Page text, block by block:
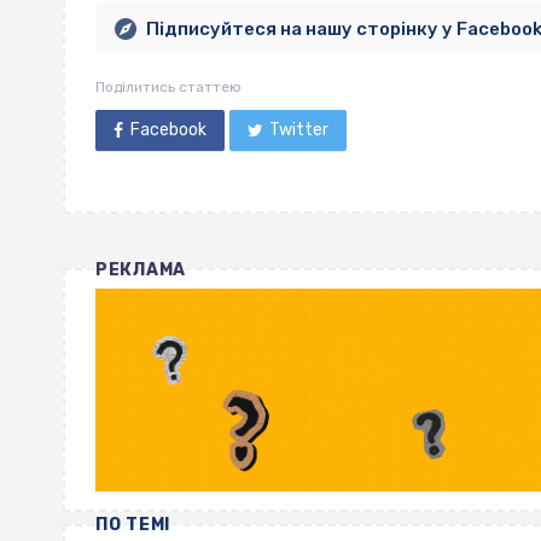
Підписуйтеся на нашу сторінку у Facebook
Поділитись статтею
Facebook Twitter
РЕКЛАМА
ПО ТЕМІ